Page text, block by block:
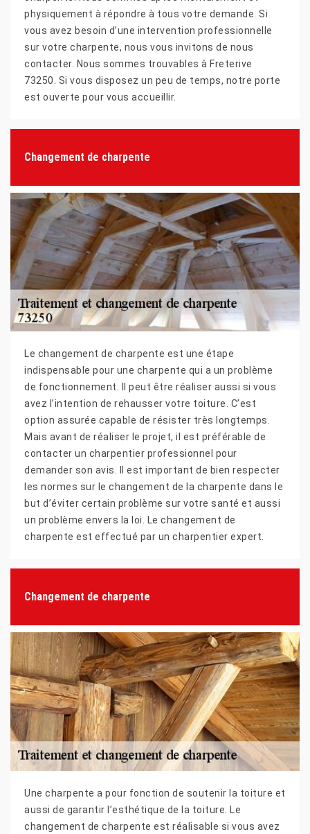
physiquement à répondre à tous votre demande. Si
vous avez besoin d’une intervention professionnelle
sur votre charpente, nous vous invitons de nous
contacter. Nous sommes trouvables à Freterive
73250. Si vous disposez un peu de temps, notre porte
est ouverte pour vous accueillir.
Changement de charpente
Le changement de charpente est une étape
indispensable pour une charpente qui a un problème
de fonctionnement. Il peut être réaliser aussi si vous
avez l’intention de rehausser votre toiture. C’est
option assurée capable de résister très longtemps.
Mais avant de réaliser le projet, il est préférable de
contacter un charpentier professionnel pour
demander son avis. Il est important de bien respecter
les normes sur le changement de la charpente dans le
but d’éviter certain problème sur votre santé et aussi
un problème envers la loi. Le changement de
charpente est effectué par un charpentier expert.
Changement de charpente
Une charpente a pour fonction de soutenir la toiture et
aussi de garantir l’esthétique de la toiture. Le
changement de charpente est réalisable si vous avez